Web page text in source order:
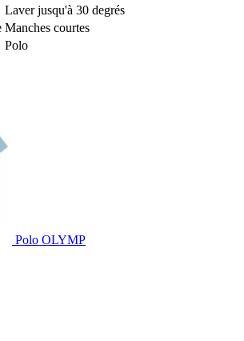
Laver jusqu'à 30 degrés
Manches courtes
Polo
Polo OLYMP